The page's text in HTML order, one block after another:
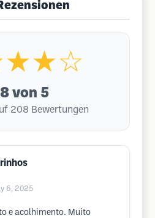
von 5
208 Bewertungen
6, 2025
e acolhimento. Muito